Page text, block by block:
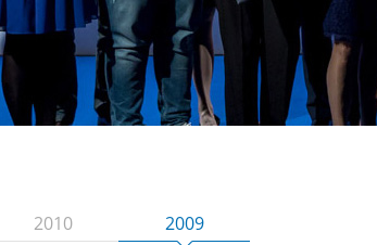
2010 2009